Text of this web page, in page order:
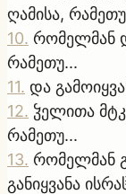
ღამისა,
10. რომელმან
რამეთუ...
11. და
12. ჴელითა
რამეთუ...
13. რომელმან
განიყვანა